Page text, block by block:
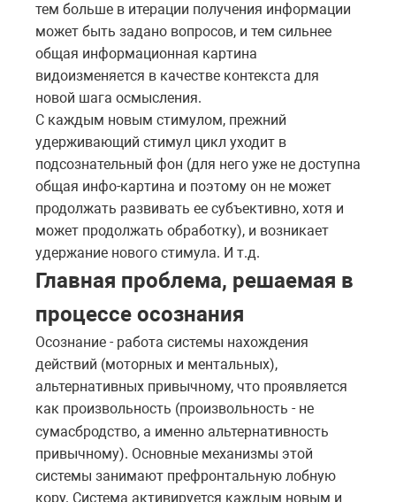
тем больше в итерации получения информации
может быть задано вопросов, и тем сильнее
общая информационная картина
видоизменяется в качестве контекста для
новой шага осмысления.
С каждым новым стимулом, прежний
удерживающий стимул цикл уходит в
подсознательный фон (для него уже не доступна
общая инфо-картина и поэтому он не может
продолжать развивать ее субъективно, хотя и
может продолжать обработку), и возникает
удержание нового стимула. И т.д.
Главная проблема, решаемая в
процессе осознания
Осознание - работа системы нахождения
действий (моторных и ментальных),
альтернативных привычному, что проявляется
как произвольность (произвольность - не
сумасбродство, а именно альтернативность
привычному). Основные механизмы этой
системы занимают префронтальную лобную
кору. Система активируется каждым новым и